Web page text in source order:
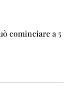
cominciare a 5